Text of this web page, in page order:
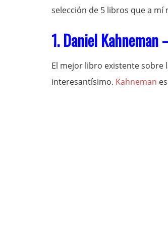
selección de 5 libros que a mí
1. Daniel Kahneman
El mejor libro existente sobre
interesantísimo. Kahneman